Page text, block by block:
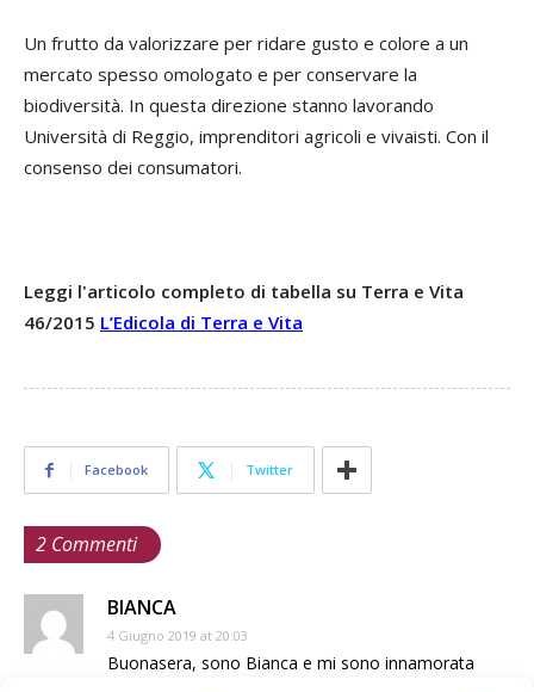
Un frutto da valorizzare per ridare gusto e colore a un
mercato spesso omologato e per conservare la
biodiversità. In questa direzione stanno lavorando
Università di Reggio, imprenditori agricoli e vivaisti. Con il
consenso dei consumatori.
Leggi l'articolo completo di tabella su Terra e Vita
46/2015 L’Edicola di Terra e Vita
Facebook Twitter
2 Commenti
BIANCA
4 Giugno 2019 at 20:03
Buonasera, sono Bianca e mi sono innamorata